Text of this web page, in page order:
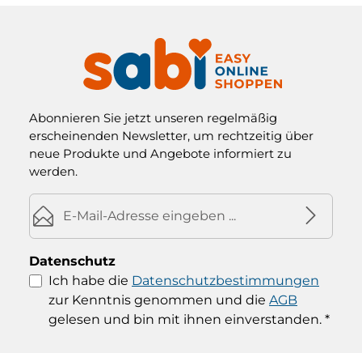
Abonnieren Sie jetzt unseren regelmäßig
erscheinenden Newsletter, um rechtzeitig über
neue Produkte und Angebote informiert zu
werden.
E-Mail-Adresse*
Datenschutz
Ich habe die Datenschutzbestimmungen
zur Kenntnis genommen und die AGB
gelesen und bin mit ihnen einverstanden. *